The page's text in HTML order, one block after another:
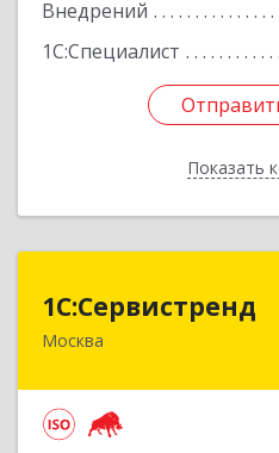
Внедрений
1С:Специалист
Показать
1С:Сервистренд
Москва
107023, Москва г,